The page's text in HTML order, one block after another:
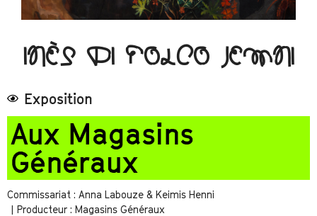
INÈS DI FOLCO JEMNI
Exposition
Aux Magasins
Généraux
Commissariat : Anna Labouze & Keimis Henni
| Producteur : Magasins Généraux